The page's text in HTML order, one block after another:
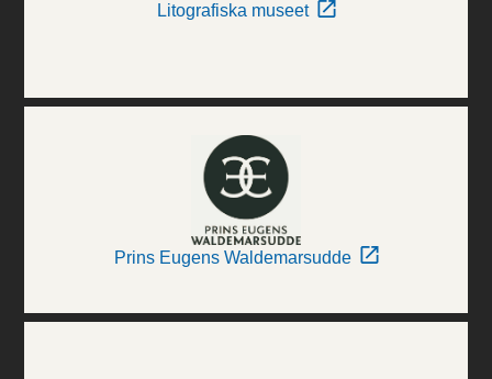
Litografiska museet
Prins Eugens Waldemarsudde